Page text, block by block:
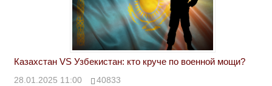
Казахстан VS Узбекистан: кто круче по военной мощи?
28.01.2025 11:00 40833